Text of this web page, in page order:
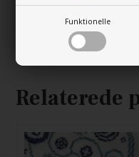
Funktionelle
i tørretumleren. Må ikke
Liggetørres.
Relaterede